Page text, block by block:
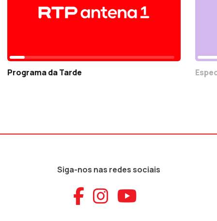
Programa da Tarde
Siga-nos nas redes sociais
Aceder ao
Aceder ao
Aceder